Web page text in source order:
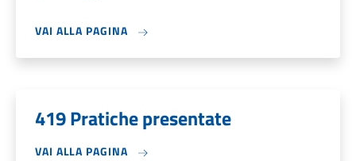
VAI ALLA PAGINA
419 Pratiche presentate
VAI ALLA PAGINA